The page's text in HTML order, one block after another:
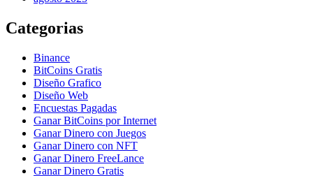
Categorias
Binance
BitCoins Gratis
Diseño Grafico
Diseño Web
Encuestas Pagadas
Ganar BitCoins por Internet
Ganar Dinero con Juegos
Ganar Dinero con NFT
Ganar Dinero FreeLance
Ganar Dinero Gratis